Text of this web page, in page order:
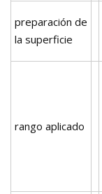
preparación de
la superficie
rango aplicado